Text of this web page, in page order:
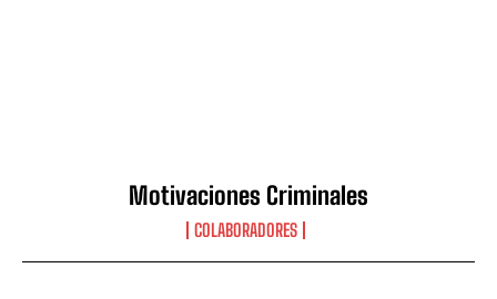
Motivaciones Criminales
COLABORADORES